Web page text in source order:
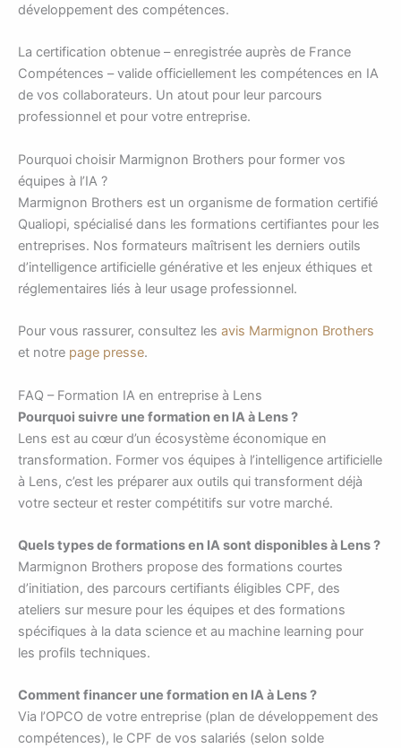
développement des compétences.
La certification obtenue – enregistrée auprès de France
Compétences – valide officiellement les compétences en IA
de vos collaborateurs. Un atout pour leur parcours
professionnel et pour votre entreprise.
Pourquoi choisir Marmignon Brothers pour former vos
équipes à l’IA ?
Marmignon Brothers est un organisme de formation certifié
Qualiopi, spécialisé dans les formations certifiantes pour les
entreprises. Nos formateurs maîtrisent les derniers outils
d’intelligence artificielle générative et les enjeux éthiques et
réglementaires liés à leur usage professionnel.
Pour vous rassurer, consultez les avis Marmignon Brothers
et notre page presse.
FAQ – Formation IA en entreprise à Lens
Pourquoi suivre une formation en IA à Lens ?
Lens est au cœur d’un écosystème économique en
transformation. Former vos équipes à l’intelligence artificielle
à Lens, c’est les préparer aux outils qui transforment déjà
votre secteur et rester compétitifs sur votre marché.
Quels types de formations en IA sont disponibles à Lens ?
Marmignon Brothers propose des formations courtes
d’initiation, des parcours certifiants éligibles CPF, des
ateliers sur mesure pour les équipes et des formations
spécifiques à la data science et au machine learning pour
les profils techniques.
Comment financer une formation en IA à Lens ?
Via l’OPCO de votre entreprise (plan de développement des
compétences), le CPF de vos salariés (selon solde